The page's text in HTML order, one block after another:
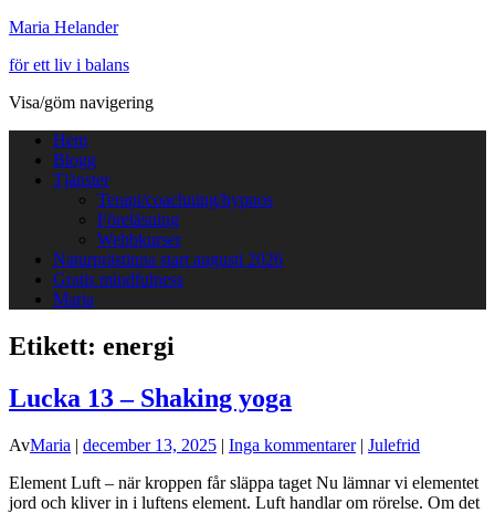
Maria Helander
för ett liv i balans
Visa/göm navigering
Hem
Blogg
Tjänster
Terapi/coachning/hypnos
Föreläsning
Webbkurser
Naturprästinna start augusti 2026
Gratis mindfulness
Maria
Etikett: energi
Lucka 13 – Shaking yoga
AvMaria | december 13, 2025 | Inga kommentarer| Julefrid
Element Luft – när kroppen får släppa taget Nu lämnar vi elementet
jord och kliver in i luftens element. Luft handlar om rörelse. Om det